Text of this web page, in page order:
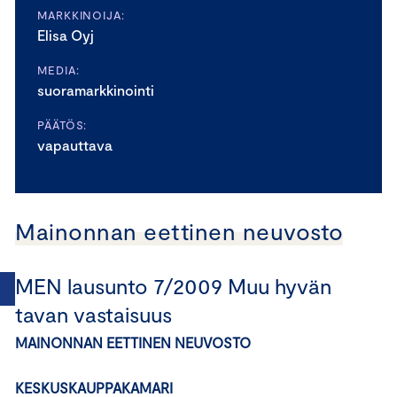
MARKKINOIJA:
Elisa Oyj
MEDIA:
suoramarkkinointi
PÄÄTÖS:
vapauttava
Mainonnan eettinen neuvosto
MEN lausunto 7/2009 Muu hyvän
tavan vastaisuus
MAINONNAN EETTINEN NEUVOSTO
KESKUSKAUPPAKAMARI